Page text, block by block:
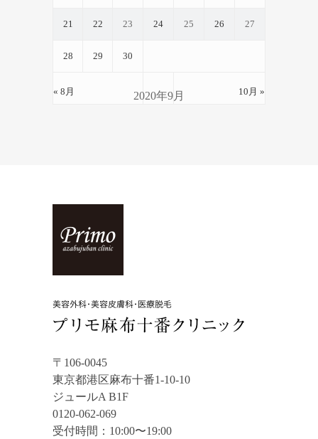
2020年9月
« 8月 10月 »
21 22 23 24 25 26 27
28 29 30
〒106-0045
東京都港区麻布十番1-10-10
ジュールA B1F
0120-062-069
受付時間：10:00〜19:00